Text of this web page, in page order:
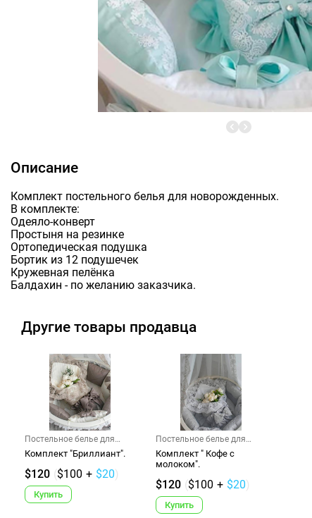
Описание
Комплект постельного белья для новорожденных.
В комплекте:
Одеяло-конверт
Простыня на резинке
Ортопедическая подушка
Бортик из 12 подушечек
Кружевная пелёнка
Балдахин - по желанию заказчика.
Другие товары продавца
Постельное белье для
детско...
Комплект "Бриллиант".
$120 ($100 + $20)
Купить
Постельное белье для
детско...
Комплект " Кофе с
молоком".
$120 ($100 + $20)
Купить